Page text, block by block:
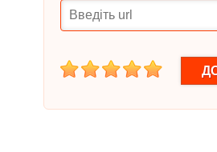
1 2 3 4 5